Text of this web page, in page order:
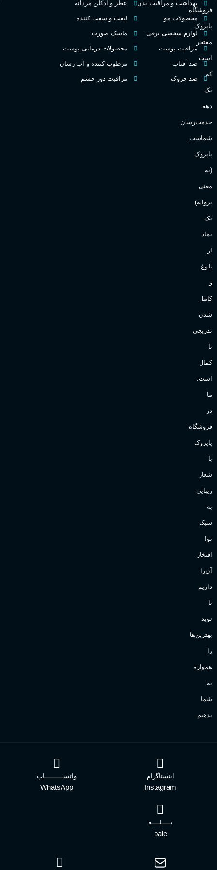
غلظت
اکسترکت دو پرفیوم
گروه بویایی میوه ای
مناسب برای
آقایان
فروشگاه
پاپروک
مفتخر
است
که
یک
دهه
خدمت‌رسان
شماست.
پاپروک
(به
معنی
پروانه)
یک
نماد
از
بلوغ
و
کامل
شدن
تدریجی
تا
کمال
است.
ما
در
فروشگاه
پاپروک
با
شعار
زیبایی
به
سبک
نو!
افتخار
آن‌را
داریم
تا
نوید
بهترین‌ها
را
همواره
به
شما
بدهیم
بهداشت و مراقبت بدن
محصولات مو
لوازم شخصی برقی
مراقبت پوست
ضد آفتاب
ضد چروک
عطر و ادکلن مردانه
لیفت و سفت کننده
ماسک صورت
محصولات درمانی پوست
مرطوب کننده و آب رسان
مراقبت دور چشم
اینستاگرام
Instagram
واتســــــــــاپ
WhatsApp
بـــــلــــه
bale